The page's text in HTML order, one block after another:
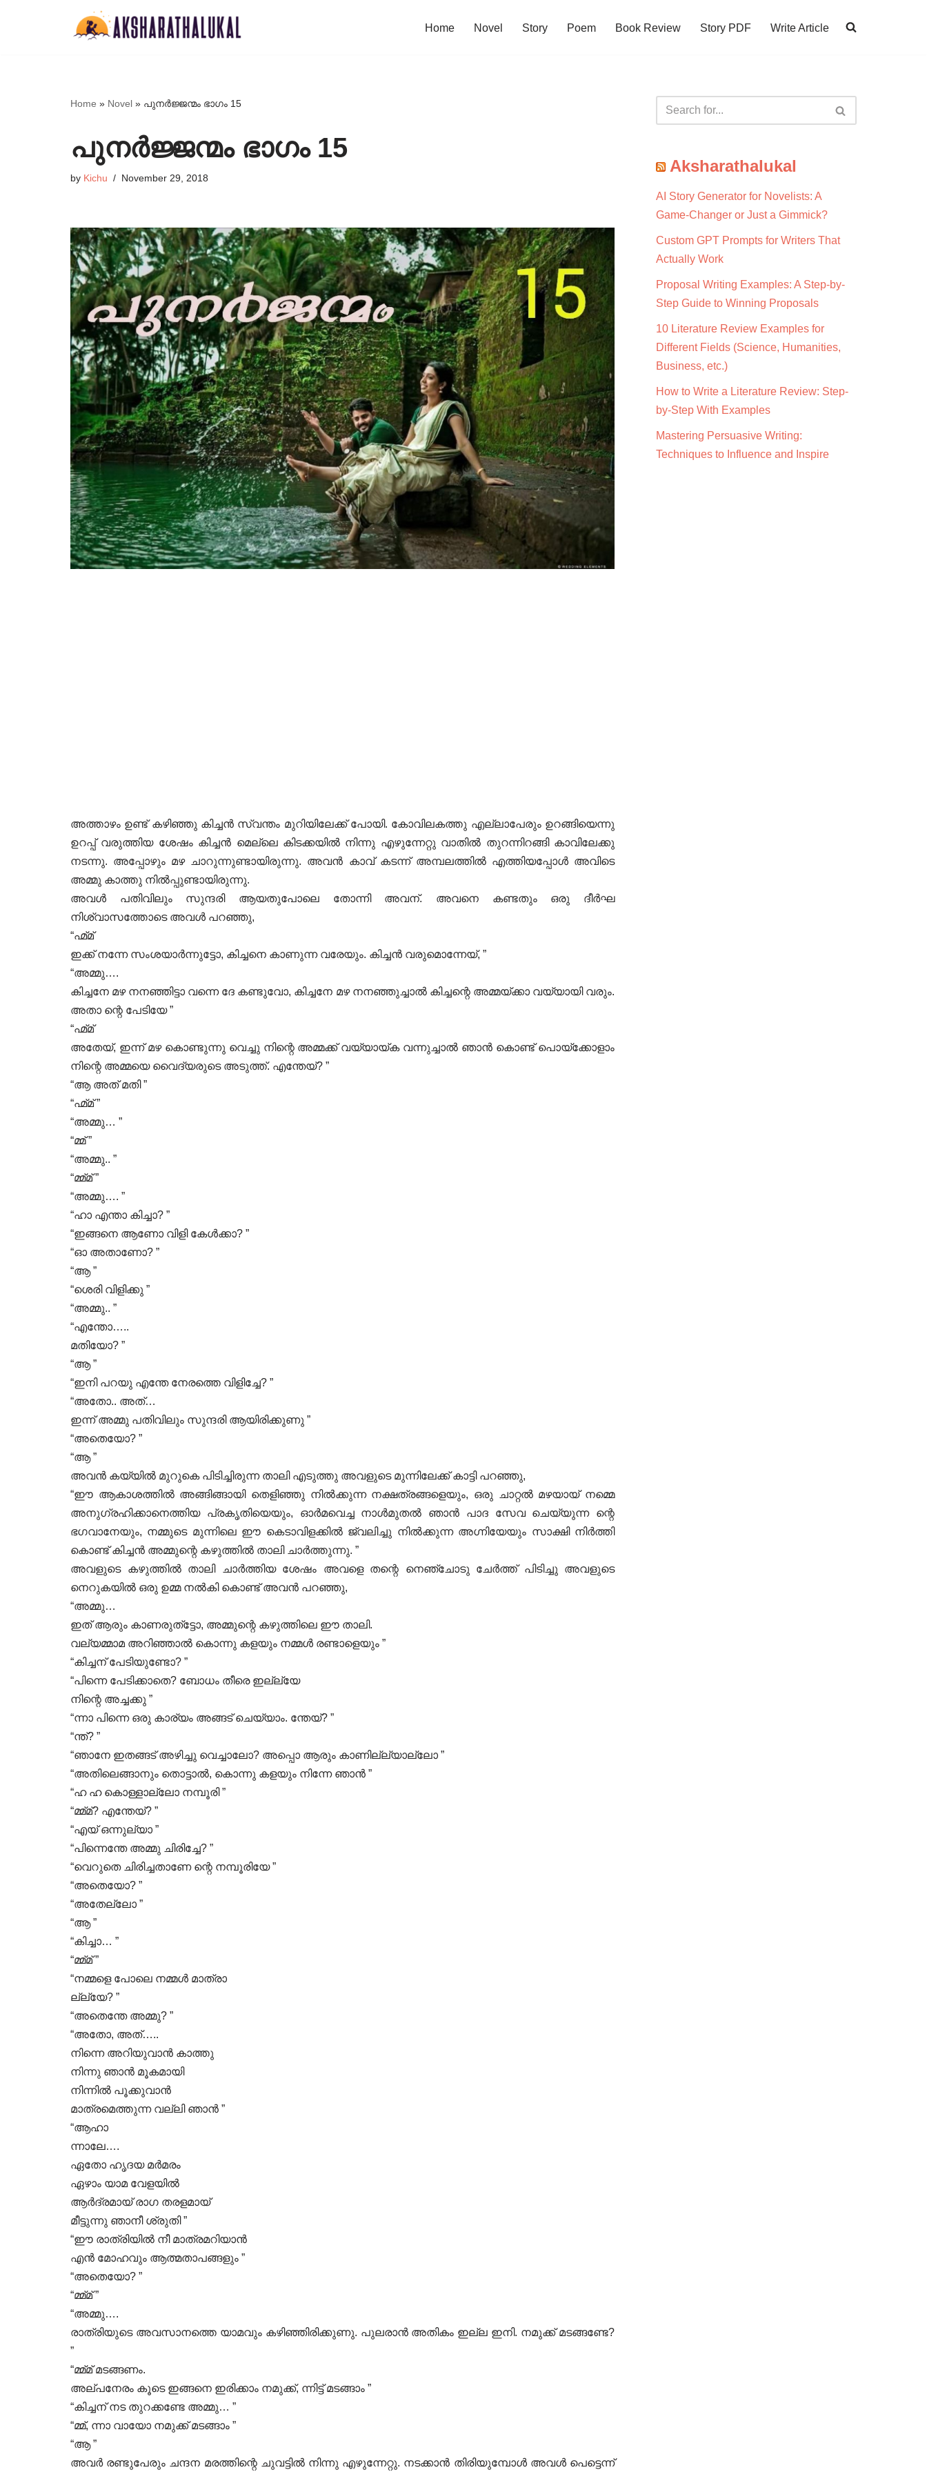
Home Novel Story Poem Book Review Story PDF Write Article
Home » Novel » പുനർജ്ജന്മം ഭാഗം 15
പുനർജ്ജന്മം ഭാഗം 15
by Kichu November 29, 2018
അത്താഴം ഉണ്ട് കഴിഞ്ഞു കിച്ചൻ സ്വന്തം മുറിയിലേക്ക് പോയി. കോവിലകത്തു എല്ലാപേരും ഉറങ്ങിയെന്നു
ഉറപ്പ് വരുത്തിയ ശേഷം കിച്ചൻ മെല്ലെ കിടക്കയിൽ നിന്നു എഴുന്നേറ്റു വാതിൽ തുറന്നിറങ്ങി കാവിലേക്കു
നടന്നു. അപ്പോഴും മഴ ചാറുന്നുണ്ടായിരുന്നു. അവൻ കാവ് കടന്ന് അമ്പലത്തിൽ എത്തിയപ്പോൾ അവിടെ
അമ്മു കാത്തു നിൽപ്പുണ്ടായിരുന്നു.
അവൾ പതിവിലും സുന്ദരി ആയതുപോലെ തോന്നി അവന്. അവനെ കണ്ടതും ഒരു ദീർഘ
നിശ്വാസത്തോടെ അവൾ പറഞ്ഞു,
“ഹ്മ്മ്
ഇക്ക് നന്നേ സംശയാർന്നുട്ടോ, കിച്ചനെ കാണുന്ന വരേയും. കിച്ചൻ വരുമൊന്നേയ്, ”
“അമ്മു….
കിച്ചനേ മഴ നനഞ്ഞിട്ടാ വന്നെ ദേ കണ്ടുവോ, കിച്ചനേ മഴ നനഞ്ഞുച്ചാൽ കിച്ചന്റെ അമ്മയ്ക്കാ വയ്യായി വരും.
അതാ ന്റെ പേടിയേ ”
“ഹ്മ്മ്
അതേയ്, ഇന്ന് മഴ കൊണ്ടുന്നു വെച്ചു നിന്റെ അമ്മക്ക് വയ്യായ്ക വന്നുച്ചാൽ ഞാൻ കൊണ്ട് പൊയ്ക്കോളാം
നിന്റെ അമ്മയെ വൈദ്യരുടെ അടുത്ത്. എന്തേയ്? ”
“ആ അത് മതി ”
“ഹ്മ്മ് ”
“അമ്മു… ”
“മ്മ് ”
“അമ്മു.. ”
“മ്മ്മ് ”
“അമ്മു…. ”
“ഹാ എന്താ കിച്ചാ? ”
“ഇങ്ങനെ ആണോ വിളി കേൾക്കാ? ”
“ഓ അതാണോ? ”
“ആ ”
“ശെരി വിളിക്കു ”
“അമ്മു.. ”
“എന്തോ…..
മതിയോ? ”
“ആ ”
“ഇനി പറയു എന്തേ നേരത്തെ വിളിച്ചേ? ”
“അതോ.. അത്…
ഇന്ന് അമ്മു പതിവിലും സുന്ദരി ആയിരിക്കുണു ”
“അതെയോ? ”
“ആ ”
അവൻ കയ്യിൽ മുറുകെ പിടിച്ചിരുന്ന താലി എടുത്തു അവളുടെ മുന്നിലേക്ക്‌ കാട്ടി പറഞ്ഞു,
“ഈ ആകാശത്തിൽ അങ്ങിങ്ങായി തെളിഞ്ഞു നിൽക്കുന്ന നക്ഷത്രങ്ങളെയും, ഒരു ചാറ്റൽ മഴയായ് നമ്മെ
അനുഗ്രഹിക്കാനെത്തിയ പ്രകൃതിയെയും, ഓർമവെച്ച നാൾമുതൽ ഞാൻ പാദ സേവ ചെയ്യുന്ന ന്റെ
ഭഗവാനേയും, നമ്മുടെ മുന്നിലെ ഈ കെടാവിളക്കിൽ ജ്വലിച്ചു നിൽക്കുന്ന അഗ്നിയേയും സാക്ഷി നിർത്തി
കൊണ്ട് കിച്ചൻ അമ്മുന്റെ കഴുത്തിൽ താലി ചാർത്തുന്നു. ”
അവളുടെ കഴുത്തിൽ താലി ചാർത്തിയ ശേഷം അവളെ തന്റെ നെഞ്ചോടു ചേർത്ത് പിടിച്ചു അവളുടെ
നെറുകയിൽ ഒരു ഉമ്മ നൽകി കൊണ്ട് അവൻ പറഞ്ഞു,
“അമ്മു…
ഇത് ആരും കാണരുത്ട്ടോ, അമ്മുന്റെ കഴുത്തിലെ ഈ താലി.
വല്യമ്മാമ അറിഞ്ഞാൽ കൊന്നു കളയും നമ്മൾ രണ്ടാളെയും ”
“കിച്ചന് പേടിയുണ്ടോ? ”
“പിന്നെ പേടിക്കാതെ? ബോധം തീരെ ഇല്ല്യേ
നിന്റെ അച്ചക്കു ”
“ന്നാ പിന്നെ ഒരു കാര്യം അങ്ങട് ചെയ്യാം. ന്തേയ്‌? ”
“ന്ത്? ”
“ഞാനേ ഇതങ്ങട് അഴിച്ചു വെച്ചാലോ? അപ്പൊ ആരും കാണില്ല്യാല്ലോ ”
“അതിലെങ്ങാനും തൊട്ടാൽ, കൊന്നു കളയും നിന്നേ ഞാൻ ”
“ഹ ഹ കൊള്ളാല്ലോ നമ്പൂരി ”
“മ്മ്മ്? എന്തേയ്? ”
“എയ് ഒന്നുല്യാ ”
“പിന്നെന്തേ അമ്മു ചിരിച്ചേ? ”
“വെറുതെ ചിരിച്ചതാണേ ന്റെ നമ്പൂരിയേ ”
“അതെയോ? ”
“അതേല്ലോ ”
“ആ ”
“കിച്ചാ… ”
“മ്മ്മ് ”
“നമ്മളെ പോലെ നമ്മൾ മാത്രാ
ല്ല്യേ? ”
“അതെന്തേ അമ്മു? ”
“അതോ, അത്…..
നിന്നെ അറിയുവാൻ കാത്തു
നിന്നു ഞാൻ മൂകമായി
നിന്നിൽ പൂക്കുവാൻ
മാത്രമെത്തുന്ന വല്ലി ഞാൻ ”
“ആഹാ
ന്നാലേ….
ഏതോ ഹൃദയ മർമരം
ഏഴാം യാമ വേളയിൽ
ആർദ്രമായ് രാഗ തരളമായ്
മീട്ടുന്നു ഞാനീ ശ്രുതി ”
“ഈ രാത്രിയിൽ നീ മാത്രമറിയാൻ
എൻ മോഹവും ആത്മതാപങ്ങളും ”
“അതെയോ? ”
“മ്മ്മ് ”
“അമ്മു….
രാത്രിയുടെ അവസാനത്തെ യാമവും കഴിഞ്ഞിരിക്കുണു. പുലരാൻ അതികം ഇല്ല ഇനി. നമുക്ക് മടങ്ങണ്ടേ?
”
“മ്മ്മ് മടങ്ങണം.
അല്പനേരം കൂടെ ഇങ്ങനെ ഇരിക്കാം നമുക്ക്, ന്നിട്ട് മടങ്ങാം ”
“കിച്ചന് നട തുറക്കണ്ടേ അമ്മു… ”
“മ്മ്, ന്നാ വായോ നമുക്ക് മടങ്ങാം ”
“ആ ”
അവർ രണ്ടുപേരും ചന്ദന മരത്തിന്റെ ചുവട്ടിൽ നിന്നു എഴുന്നേറ്റു. നടക്കാൻ തിരിയുമ്പോൾ അവൾ പെട്ടെന്ന്
Aksharathalukal
AI Story Generator for Novelists: A
Game-Changer or Just a Gimmick?
Custom GPT Prompts for Writers That
Actually Work
Proposal Writing Examples: A Step-by-
Step Guide to Winning Proposals
10 Literature Review Examples for
Different Fields (Science, Humanities,
Business, etc.)
How to Write a Literature Review: Step-
by-Step With Examples
Mastering Persuasive Writing:
Techniques to Influence and Inspire